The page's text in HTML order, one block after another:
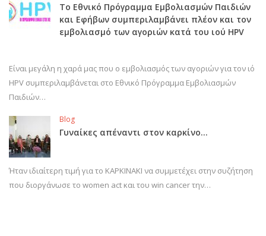
Το Εθνικό Πρόγραμμα Εμβολιασμών Παιδιών
και Εφήβων συμπεριλαμβάνει πλέον και τον
εμβολιασμό των αγοριών κατά του ιού HPV
Είναι μεγάλη η χαρά μας που ο εμβολιασμός των αγοριών για τον ιό
HPV συμπεριλαμβάνεται στο Εθνικό Πρόγραμμα Εμβολιασμών
Παιδιών…
Blog
Γυναίκες απέναντι στον καρκίνο…
Ήταν ιδιαίτερη τιμή για το ΚΑΡΚΙΝΑΚΙ να συμμετέχει στην συζήτηση
που διοργάνωσε το women act και του win cancer την…